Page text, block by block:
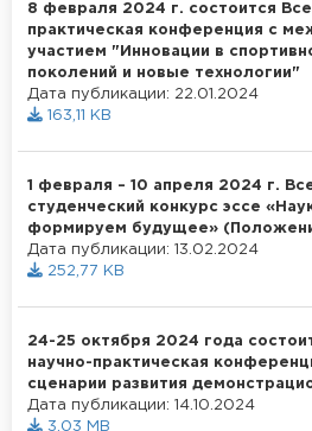
8 февраля 2024 г. состоится
практическая конференция с
участием "Инновации в
поколений и новые технологии"
Дата публикации: 22.01.2024
163,11 KB
1 февраля – 10 апреля 2024 г.
студенческий конкурс эссе
формируем будущее»
Дата публикации: 13.02.2024
252,77 KB
24-25 октября 2024 года
научно-практическая
сценарии развития
Дата публикации: 14.10.2024
3,03 MB